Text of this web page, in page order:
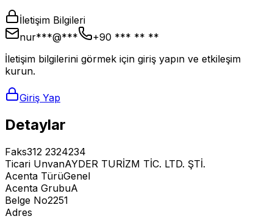
İletişim Bilgileri
nur***@***
+90 *** ** **
İletişim bilgilerini görmek için giriş yapın ve etkileşim
kurun.
Giriş Yap
Detaylar
Faks312 2324234
Ticari UnvanAYDER TURİZM TİC. LTD. ŞTİ.
Acenta TürüGenel
Acenta GrubuA
Belge No2251
Adres